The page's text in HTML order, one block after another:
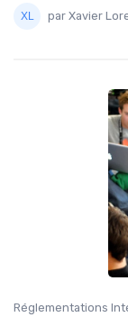
par Xavier
Réglementations